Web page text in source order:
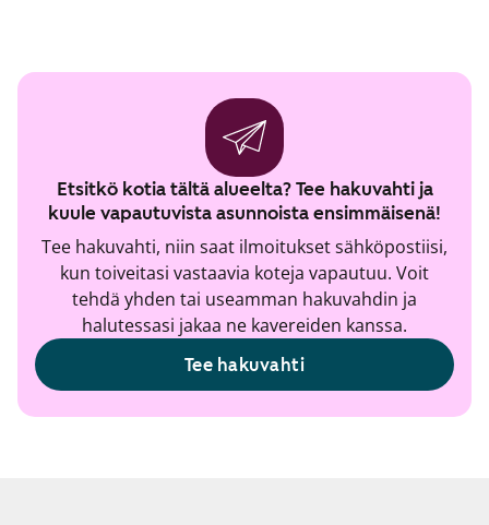
Etsitkö kotia tältä alueelta? Tee hakuvahti ja
kuule vapautuvista asunnoista ensimmäisenä!
Tee hakuvahti, niin saat ilmoitukset sähköpostiisi,
kun toiveitasi vastaavia koteja vapautuu. Voit
tehdä yhden tai useamman hakuvahdin ja
halutessasi jakaa ne kavereiden kanssa.
Tee hakuvahti